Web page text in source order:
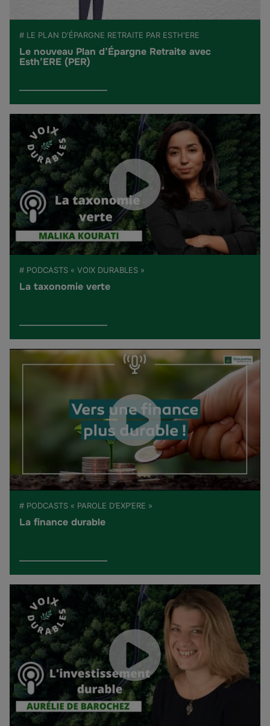
# LE PLAN D'ÉPARGNE RETRAITE PAR ESTH'ERE
Le nouveau Plan d’Épargne Retraite avec
Esth’ERE (PER)
# PODCASTS « VOIX DURABLES »
La taxonomie verte
# PODCASTS « PAROLE D’EXP’ERE »
La finance durable